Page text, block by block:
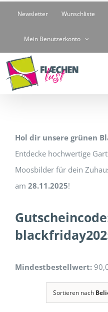
springen
Newsletter Wunschliste
Mein Benutzerkonto
Hol dir unsere grünen
Entdecke hochwertige
Moosbilder für dein
am 28.11.2025!
Mindestbestellwert:
Sortieren nach